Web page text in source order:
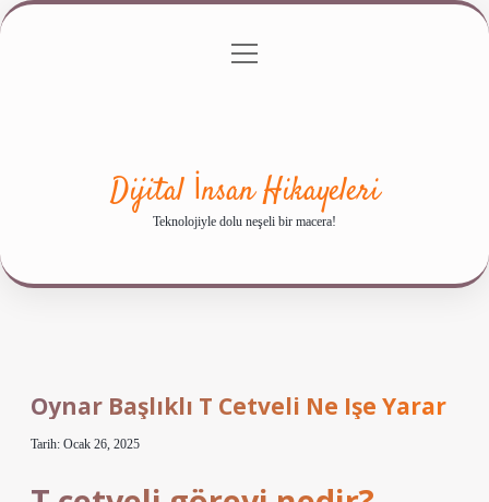
Gizlilik Politikası
menüyü
Dijital İnsan Hikayeleri
Teknolojiyle dolu neşeli bir macera!
Oynar Başlıklı T Cetveli Ne Işe Yarar
Tarih: Ocak 26, 2025